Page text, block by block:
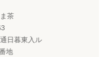
茶
日暮東入ル
地